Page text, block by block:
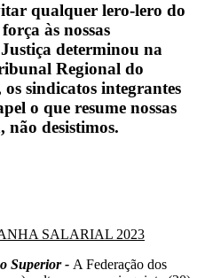
qualquer lero-lero do
às nossas
determinou na
Regional do
sindicatos integrantes
o que resume nossas
não desistimos.
SALARIAL 2023
Superior - A Federação dos